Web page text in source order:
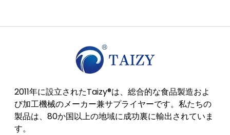
2011年に設立されたTaizy®は、総合的な食品製造およ
び加工機械のメーカー兼サプライヤーです。私たちの
製品は、80か国以上の地域に成功裏に輸出されていま
す。